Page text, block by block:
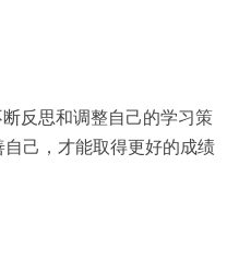
反思和调整自己的学习策
己，才能取得更好的成绩